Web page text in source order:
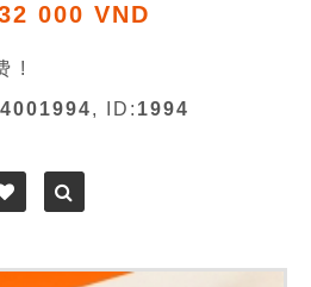
000 VND
!
, ID: 1994